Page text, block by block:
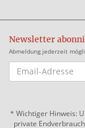
Newsletter
Abmeldung jederzeit
EMAIL-
ADRESSE
* Wichtiger Hinweis:
private